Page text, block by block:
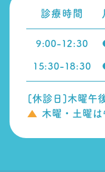
診療時間
9:00-12:30
15:30-18:30
[休診日]木曜午
木曜・土曜は